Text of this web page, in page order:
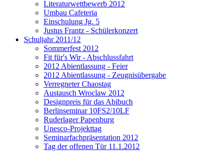
Literaturwettbewerb 2012
Umbau Cafeteria
Einschulung Jg. 5
Justus Frantz - Schülerkonzert
Schuljahr 2011/12
Sommerfest 2012
Fit für's Wir - Abschlussfahrt
2012 Abientlassung - Feier
2012 Abientlassung - Zeugnisübergabe
Verregneter Chaostag
Austausch Wroclaw 2012
Designpreis für das Abibuch
Berlinseminar 10FS2/10LF
Ruderlager Papenburg
Unesco-Projekttag
Seminarfachpräsentation 2012
Tag der offenen Tür 11.1.2012